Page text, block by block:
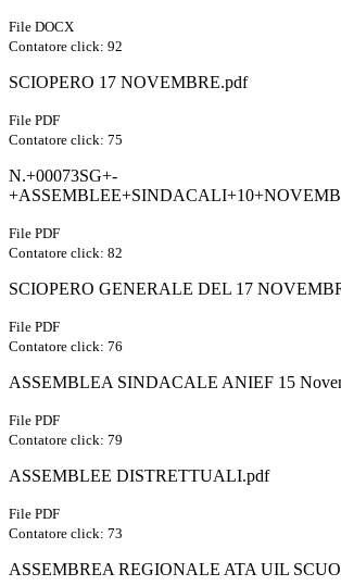
File DOCX
Contatore click: 92
SCIOPERO 17 NOVEMBRE.pdf
File PDF
Contatore click: 75
N.+00073SG+-
File PDF
Contatore click: 82
SCIOPERO GENERALE DEL 17
File PDF
Contatore click: 76
ASSEMBLEA SINDACALE ANIEF 15
File PDF
Contatore click: 79
ASSEMBLEE DISTRETTUALI.pdf
File PDF
Contatore click: 73
ASSEMBREA REGIONALE ATA UIL